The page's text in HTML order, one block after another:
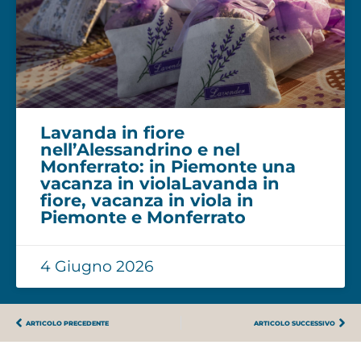
Lavanda in fiore
nell’Alessandrino e nel
Monferrato: in Piemonte una
vacanza in violaLavanda in
fiore, vacanza in viola in
Piemonte e Monferrato
4 Giugno 2026
ARTICOLO PRECEDENTE ARTICOLO SUCCESSIVO